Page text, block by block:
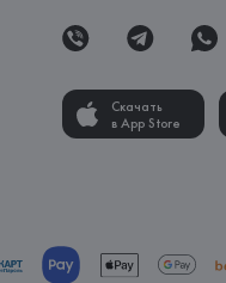
Скачать
в App Store